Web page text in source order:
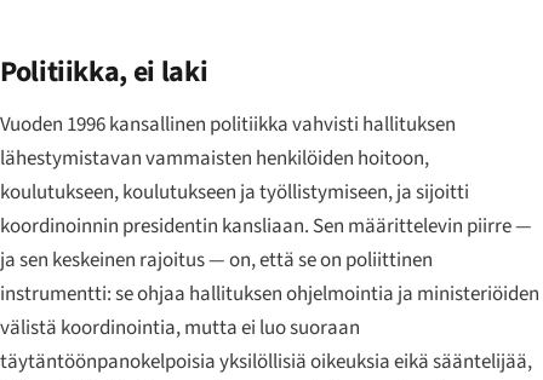
Politiikka, ei laki
Vuoden 1996 kansallinen politiikka vahvisti hallituksen
lähestymistavan vammaisten henkilöiden hoitoon,
koulutukseen, koulutukseen ja työllistymiseen, ja sijoitti
koordinoinnin presidentin kansliaan. Sen määrittelevin piirre —
ja sen keskeinen rajoitus — on, että se on poliittinen
instrumentti: se ohjaa hallituksen ohjelmointia ja ministeriöiden
välistä koordinointia, mutta ei luo suoraan
täytäntöönpanokelpoisia yksilöllisiä oikeuksia eikä sääntelijää,